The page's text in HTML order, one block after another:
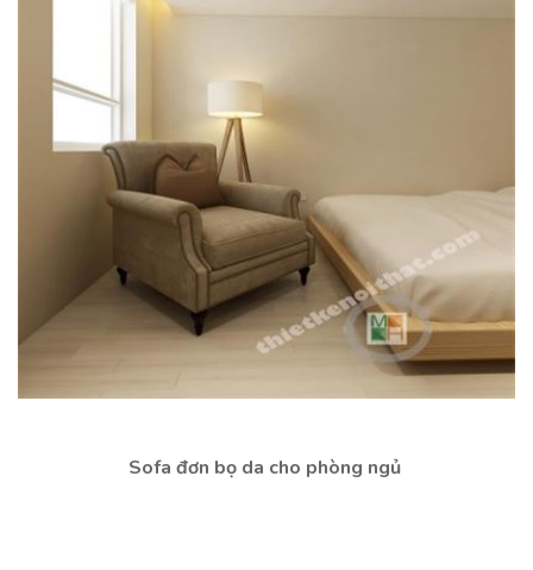
Sofa đơn bọ da cho phòng ngủ